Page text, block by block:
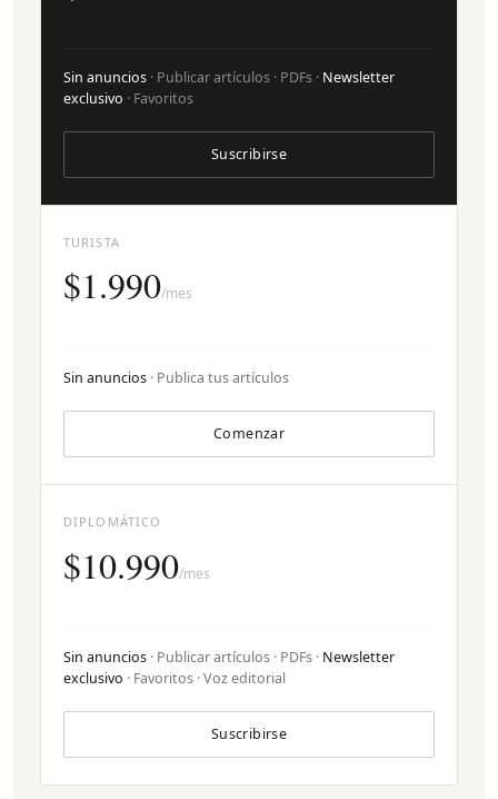
TURISTA
$1.990/mes
Sin anuncios · Publica tus artículos
Comenzar
Sin anuncios · Publicar artículos · PDFs · Newsletter
exclusivo · Favoritos
Suscribirse
DIPLOMÁTICO
$10.990/mes
Sin anuncios · Publicar artículos · PDFs · Newsletter
exclusivo · Favoritos · Voz editorial
Suscribirse